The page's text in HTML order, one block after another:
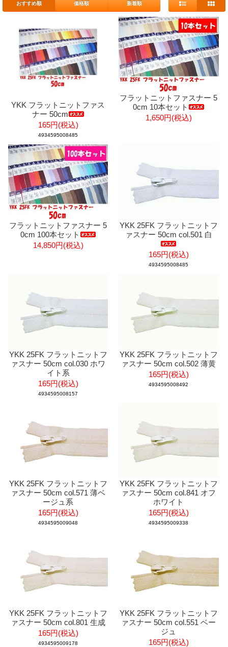
おすすめ順 価格順 新着順
YKK フラットニットファス
ナー 50cm
165円(税込)
4934595008485
フラットニットファスナー 5
0cm 10本セット
1,650円(税込)
フラットニットファスナー 5
0cm 100本セット
14,850円(税込)
YKK 25FK フラットニットフ
ァスナー 50cm col.501 白
165円(税込)
4934595008485
YKK 25FK フラットニットフ
ァスナー 50cm col.030 ホワ
イト系
165円(税込)
4934595008157
YKK 25FK フラットニットフ
ァスナー 50cm col.502 薄黄
165円(税込)
4934595008492
YKK 25FK フラットニットフ
ァスナー 50cm col.571 薄ベ
ージュ系
165円(税込)
4934595009048
YKK 25FK フラットニットフ
ァスナー 50cm col.841 オフ
ホワイト
165円(税込)
4934595009338
YKK 25FK フラットニットフ
ァスナー 50cm col.801 生成
165円(税込)
4934595009178
YKK 25FK フラットニットフ
ァスナー 50cm col.551 ベー
ジュ
165円(税込)